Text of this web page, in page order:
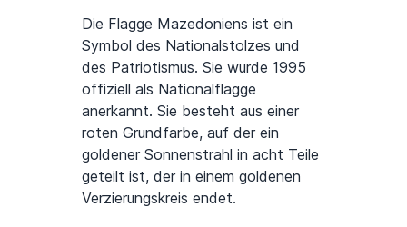
Die Flagge Mazedoniens ist ein
Symbol des Nationalstolzes und
des Patriotismus. Sie wurde 1995
offiziell als Nationalflagge
anerkannt. Sie besteht aus einer
roten Grundfarbe, auf der ein
goldener Sonnenstrahl in acht Teile
geteilt ist, der in einem goldenen
Verzierungskreis endet.